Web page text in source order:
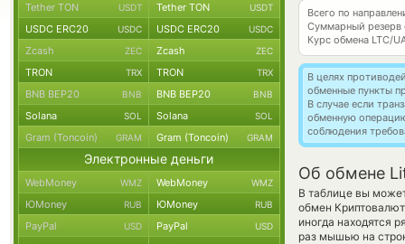
Всего по
Суммарный резерв
Курс обмена LTC/
В целях
обменные пункты
В случае если
обменную
соблюдения
Об обмене
В таблице вы
обмен
иногда находятся
раз мышью на
Tether TON USDT Tether TON USDT
USDC ERC20 USDC USDC ERC20 USDC
Zcash ZEC Zcash ZEC
TRON TRX TRON TRX
BNB BEP20 BNB BNB BEP20 BNB
Solana SOL Solana SOL
Gram (Toncoin) GRAM Gram (Toncoin) GRAM
Электронные деньги
WebMoney WMZ WebMoney WMZ
ЮMoney RUB ЮMoney RUB
PayPal USD PayPal USD